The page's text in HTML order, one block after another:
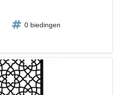
0 biedingen